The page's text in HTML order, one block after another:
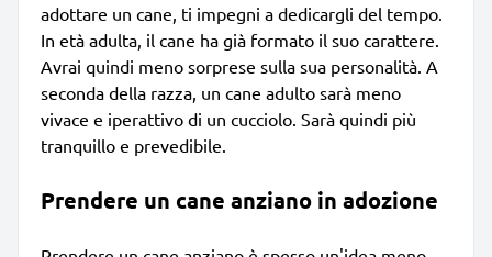
adottare un cane, ti impegni a dedicargli del tempo.
In età adulta, il cane ha già formato il suo carattere.
Avrai quindi meno sorprese sulla sua personalità. A
seconda della razza, un cane adulto sarà meno
vivace e iperattivo di un cucciolo. Sarà quindi più
tranquillo e prevedibile.
Prendere un cane anziano in adozione